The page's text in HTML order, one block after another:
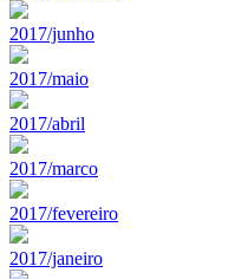
2017/junho
2017/maio
2017/abril
2017/marco
2017/fevereiro
2017/janeiro